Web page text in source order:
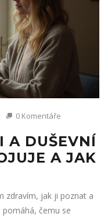
0 Komentáře
A DUŠEVNÍ
A JAK
zdravím, jak ji poznat a
pomáhá, čemu se